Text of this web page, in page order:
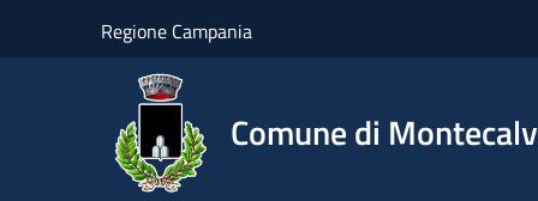
Regione Campania
Comune di